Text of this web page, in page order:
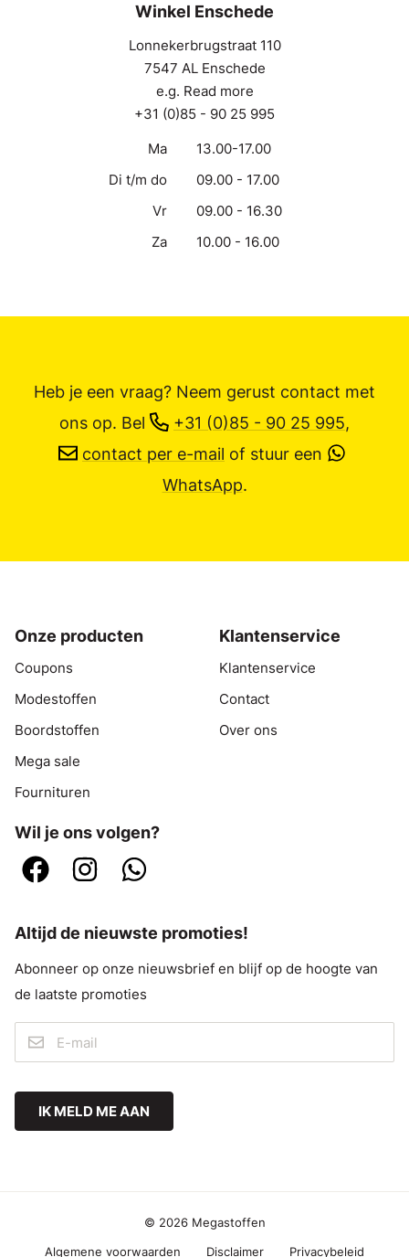
Winkel Enschede
Lonnekerbrugstraat 110
7547 AL Enschede
e.g. Read more
+31 (0)85 - 90 25 995
Ma
13.00-17.00
Di t/m do
09.00 - 17.00
Vr
09.00 - 16.30
Za
10.00 - 16.00
Heb je een vraag? Neem gerust contact met
ons op. Bel +31 (0)85 - 90 25 995,
contact per e-mail of stuur een
WhatsApp.
Onze producten
Coupons
Modestoffen
Boordstoffen
Mega sale
Fournituren
Klantenservice
Klantenservice
Contact
Over ons
Wil je ons volgen?
Altijd de nieuwste promoties!
Abonneer op onze nieuwsbrief en blijf op de hoogte van
de laatste promoties
IK MELD ME AAN
© 2026 Megastoffen
Algemene voorwaarden
Disclaimer Privacybeleid